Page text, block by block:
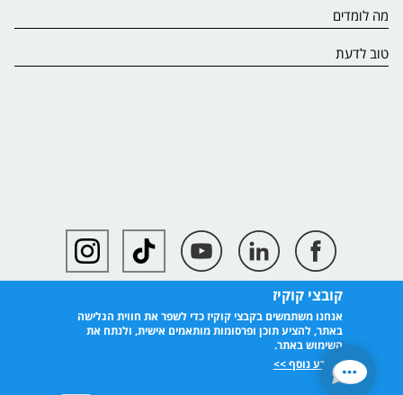
קובצי קוקיז
אנחנו משתמשים בקבצי קוקיז כדי לשפר את חווית הגלישה
באתר, להציע תוכן ופרסומות מותאמים אישית, ולנתח את
השימוש באתר.
למידע נוסף >>
מה לומדים
טוב לדעת